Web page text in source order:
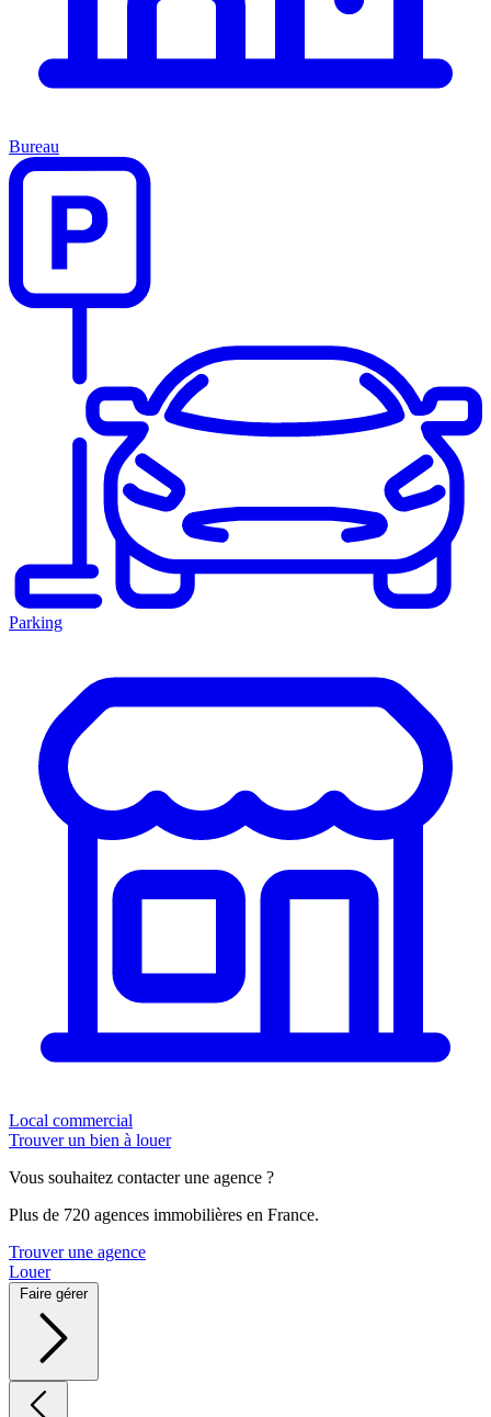
Bureau
Parking
Local commercial
Trouver un bien à louer
Vous souhaitez contacter une agence ?
Plus de 720 agences immobilières en France.
Trouver une agence
Louer
Faire gérer